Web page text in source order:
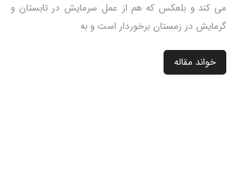
می کند و بلعکس که هم از عمل سرمایش در تابستان و
گرمایش در زمستان برخوردار است و به
خواند مقاله